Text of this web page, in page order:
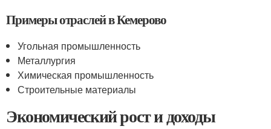
Примеры отраслей в Кемерово
Угольная промышленность
Металлургия
Химическая промышленность
Строительные материалы
Экономический рост и доходы